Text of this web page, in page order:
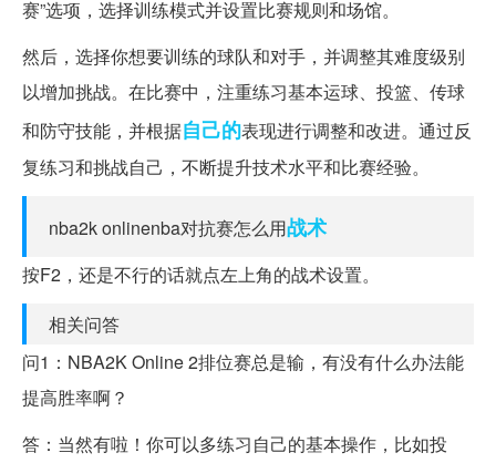
赛”选项，选择训练模式并设置比赛规则和场馆。
然后，选择你想要训练的球队和对手，并调整其难度级别
以增加挑战。在比赛中，注重练习基本运球、投篮、传球
和防守技能，并根据自己的表现进行调整和改进。通过反
复练习和挑战自己，不断提升技术水平和比赛经验。
nba2k onlinenba对抗赛怎么用战术
按F2，还是不行的话就点左上角的战术设置。
相关问答
问1：NBA2K Online 2排位赛总是输，有没有什么办法能
提高胜率啊？
答：当然有啦！你可以多练习自己的基本操作，比如投